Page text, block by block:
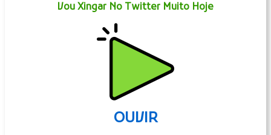
Vou Xingar No Twitter Muito Hoje
OUVIR